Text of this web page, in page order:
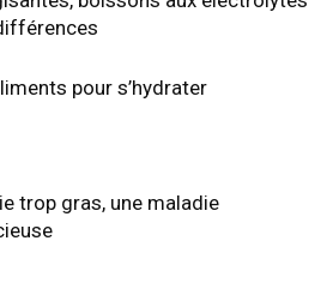
pour s’hydrater
trop gras, une maladie